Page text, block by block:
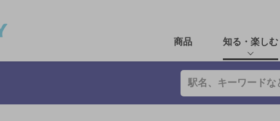
商品 知る・楽しむ